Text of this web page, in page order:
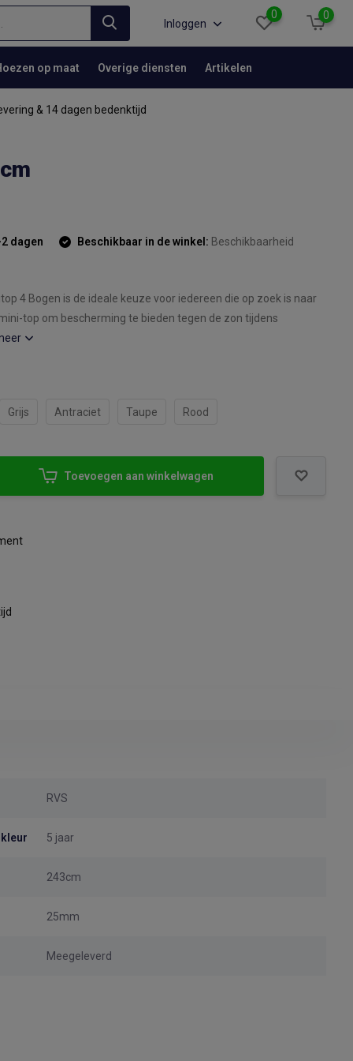
Inloggen
0 0
op maat Overige diensten Artikelen
& 14 dagen bedenktijd
dagen Beschikbaar in de winkel: Beschikbaarheid
4 Bogen is de ideale keuze voor iedereen die op zoek is naar
top om bescherming te bieden tegen de zon tijdens
Grijs Antraciet Taupe Rood
Toevoegen aan winkelwagen
RVS
5 jaar
243cm
25mm
Meegeleverd